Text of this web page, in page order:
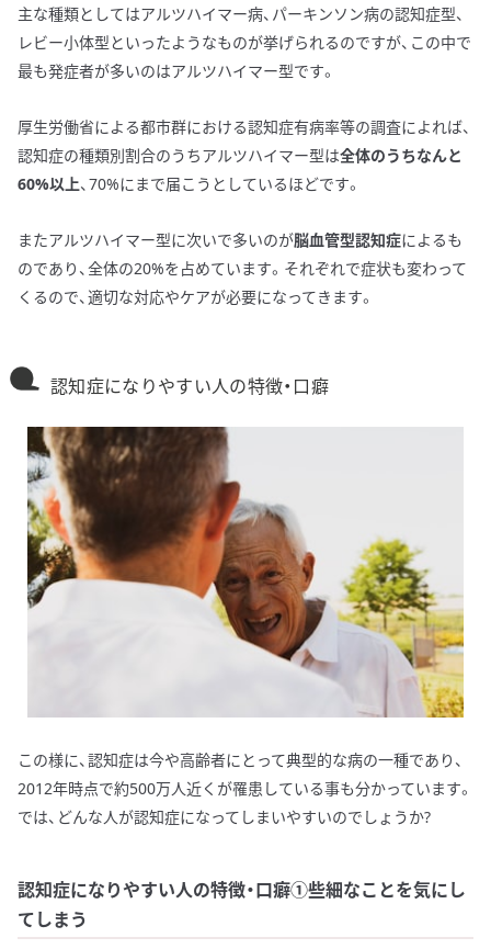
主な種類としてはアルツハイマー病、パーキンソン病の認知症型、
レビー小体型といったようなものが挙げられるのですが、この中で
最も発症者が多いのはアルツハイマー型です。
厚生労働省による都市群における認知症有病率等の調査によれば、
認知症の種類別割合のうちアルツハイマー型は全体のうちなんと
60%以上、70%にまで届こうとしているほどです。
またアルツハイマー型に次いで多いのが脳血管型認知症によるも
のであり、全体の20%を占めています。それぞれで症状も変わって
くるので、適切な対応やケアが必要になってきます。
認知症になりやすい人の特徴・口癖
この様に、認知症は今や高齢者にとって典型的な病の一種であり、
2012年時点で約500万人近くが罹患している事も分かっています。
では、どんな人が認知症になってしまいやすいのでしょうか?
認知症になりやすい人の特徴・口癖①些細なことを気にし
てしまう